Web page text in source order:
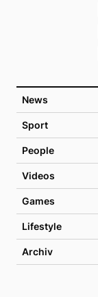
News
Sport
People
Videos
Games
Lifestyle
Archiv